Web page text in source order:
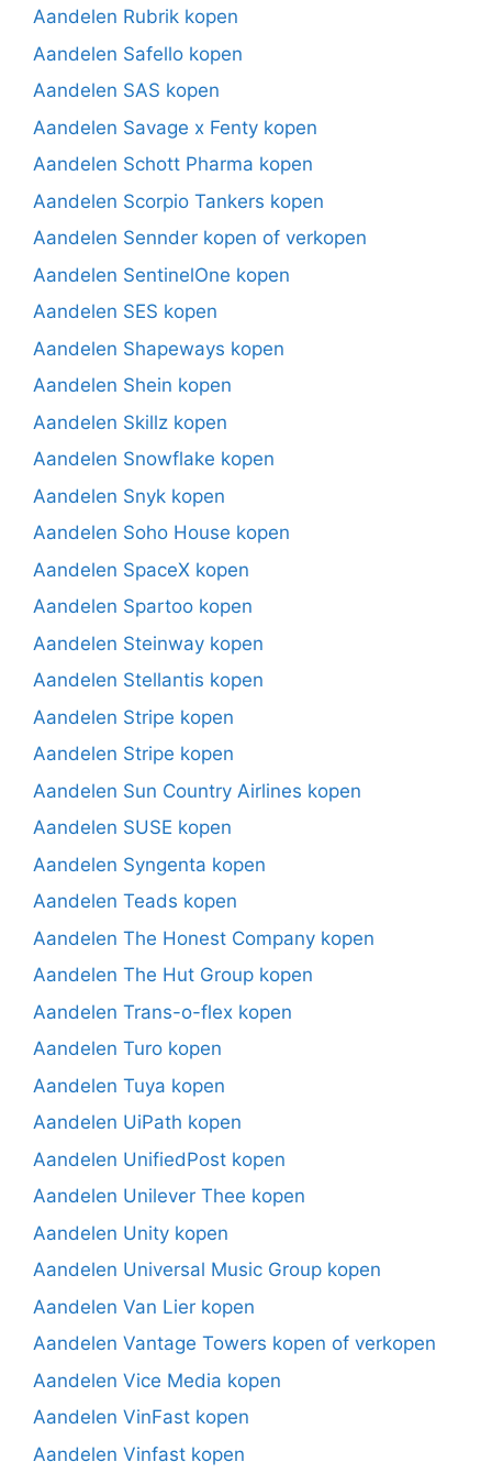
Aandelen Rubrik kopen
Aandelen Safello kopen
Aandelen SAS kopen
Aandelen Savage x Fenty kopen
Aandelen Schott Pharma kopen
Aandelen Scorpio Tankers kopen
Aandelen Sennder kopen of verkopen
Aandelen SentinelOne kopen
Aandelen SES kopen
Aandelen Shapeways kopen
Aandelen Shein kopen
Aandelen Skillz kopen
Aandelen Snowflake kopen
Aandelen Snyk kopen
Aandelen Soho House kopen
Aandelen SpaceX kopen
Aandelen Spartoo kopen
Aandelen Steinway kopen
Aandelen Stellantis kopen
Aandelen Stripe kopen
Aandelen Stripe kopen
Aandelen Sun Country Airlines kopen
Aandelen SUSE kopen
Aandelen Syngenta kopen
Aandelen Teads kopen
Aandelen The Honest Company kopen
Aandelen The Hut Group kopen
Aandelen Trans-o-flex kopen
Aandelen Turo kopen
Aandelen Tuya kopen
Aandelen UiPath kopen
Aandelen UnifiedPost kopen
Aandelen Unilever Thee kopen
Aandelen Unity kopen
Aandelen Universal Music Group kopen
Aandelen Van Lier kopen
Aandelen Vantage Towers kopen of verkopen
Aandelen Vice Media kopen
Aandelen VinFast kopen
Aandelen Vinfast kopen